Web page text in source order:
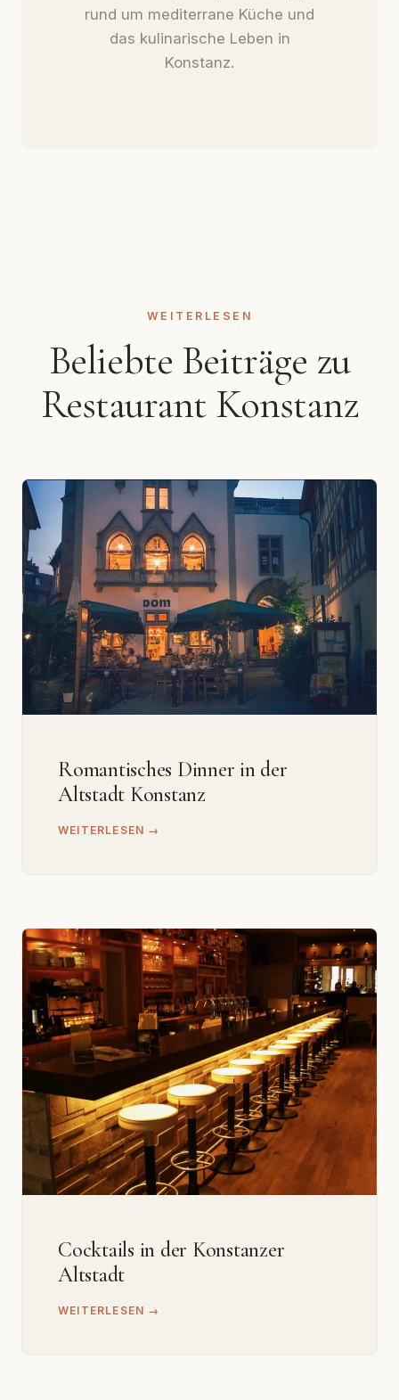
rund um mediterrane Küche und
das kulinarische Leben in
Konstanz.
WEITERLESEN
Beliebte Beiträge zu
Restaurant Konstanz
Romantisches Dinner in der
Altstadt Konstanz
WEITERLESEN →
Cocktails in der Konstanzer
Altstadt
WEITERLESEN →